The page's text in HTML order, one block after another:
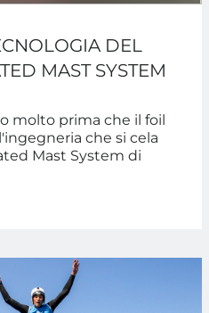
DEL
MAST SYSTEM
molto prima che il foil
che si cela
Mast System di